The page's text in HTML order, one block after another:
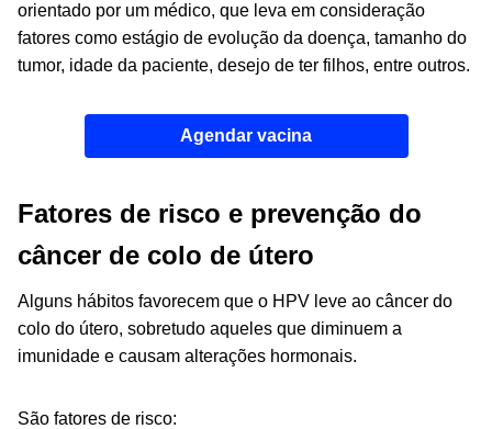
orientado por um médico, que leva em consideração
fatores como estágio de evolução da doença, tamanho do
tumor, idade da paciente, desejo de ter filhos, entre outros.
Agendar vacina
Fatores de risco e prevenção do
câncer de colo de útero
Alguns hábitos favorecem que o HPV leve ao câncer do
colo do útero, sobretudo aqueles que diminuem a
imunidade e causam alterações hormonais.
São fatores de risco: